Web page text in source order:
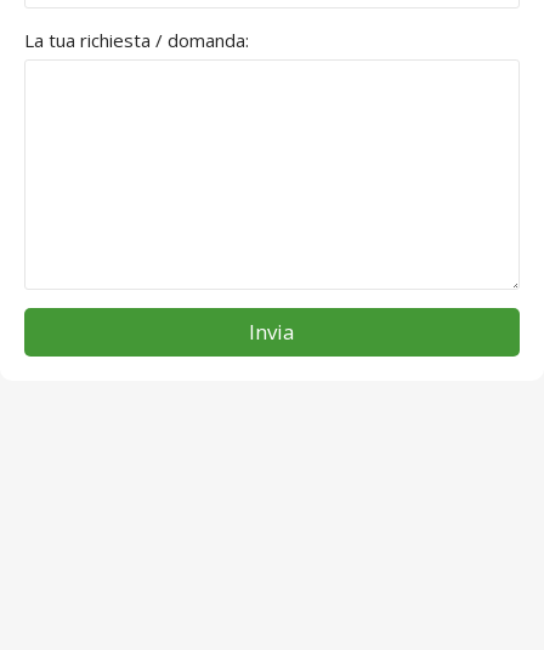
La tua richiesta / domanda:
Invia